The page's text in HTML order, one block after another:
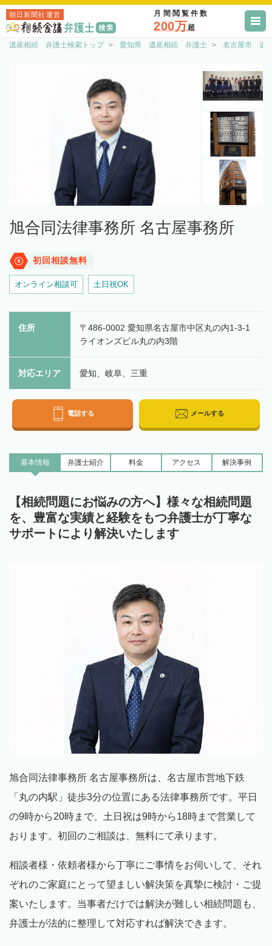
朝日新聞社運営 月間閲覧件数
200万超
遺産相続 弁護士検索トップ 愛知県 遺産相続 弁護士 名古屋市 遺
旭合同法律事務所 名古屋事務所
初回相談無料
オンライン相談可 土日祝OK
住所
〒486-0002 愛知県名古屋市中区丸の内1-3-1
ライオンズビル丸の内3階
対応エリア 愛知、岐阜、三重
電話する メールする
基本情報 弁護士紹介 料金 アクセス 解決事例
【相続問題にお悩みの方へ】様々な相続問題
を、豊富な実績と経験をもつ弁護士が丁寧な
サポートにより解決いたします
旭合同法律事務所 名古屋事務所は、名古屋市営地下鉄
「丸の内駅」徒歩3分の位置にある法律事務所です。平日
の9時から20時まで、土日祝は9時から18時まで営業して
おります。初回のご相談は、無料にて承ります。
相談者様・依頼者様から丁寧にご事情をお伺いして、それ
ぞれのご家庭にとって望ましい解決策を真摯に検討・ご提
案いたします。当事者だけでは解決が難しい相続問題も、
弁護士が法的に整理して対応すれば解決できます。